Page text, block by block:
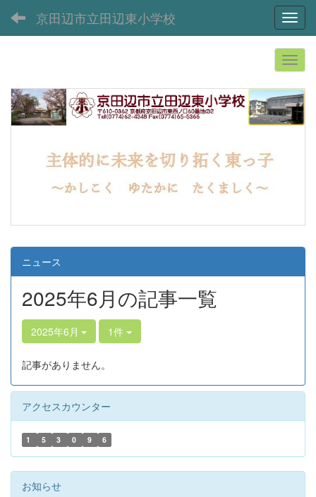
京田辺市立田辺東小学校
ニュース
2025年6月の記事一覧
2025年6月 1件
記事がありません。
アクセスカウンター
1 5 3 0 9 6
お知らせ